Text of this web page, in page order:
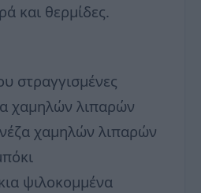
και θερμίδες.
στραγγισμένες
χαμηλών λιπαρών
χαμηλών λιπαρών
ψιλοκομμένα